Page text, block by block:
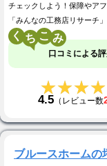
チェックしよう！保障やア
「みんなの工務店リサーチ
く こ
口コミによる評
4.5（レビュー数
ブルースホームの